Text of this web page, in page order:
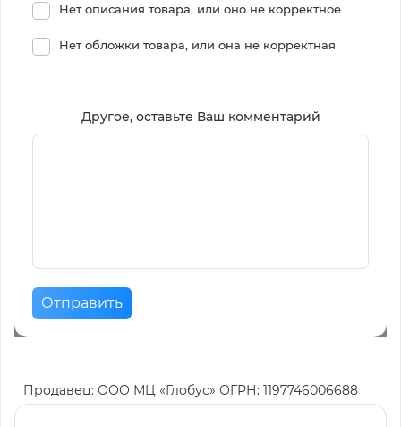
Нет описания товара, или оно не корректное
Нет обложки товара, или она не корректная
Другое, оставьте Ваш комментарий
Отправить
Продавец: ООО МЦ «Глобус» ОГРН: 1197746006688